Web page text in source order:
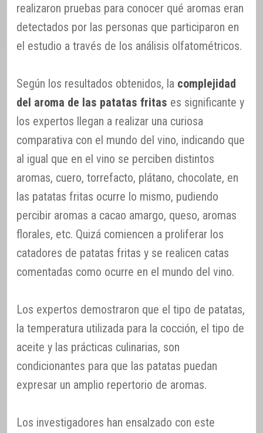
realizaron pruebas para conocer qué aromas eran
detectados por las personas que participaron en
el estudio a través de los análisis olfatométricos.
Según los resultados obtenidos, la complejidad
del aroma de las patatas fritas es significante y
los expertos llegan a realizar una curiosa
comparativa con el mundo del vino, indicando que
al igual que en el vino se perciben distintos
aromas, cuero, torrefacto, plátano, chocolate, en
las patatas fritas ocurre lo mismo, pudiendo
percibir aromas a cacao amargo, queso, aromas
florales, etc. Quizá comiencen a proliferar los
catadores de patatas fritas y se realicen catas
comentadas como ocurre en el mundo del vino.
Los expertos demostraron que el tipo de patatas,
la temperatura utilizada para la cocción, el tipo de
aceite y las prácticas culinarias, son
condicionantes para que las patatas puedan
expresar un amplio repertorio de aromas.
Los investigadores han ensalzado con este